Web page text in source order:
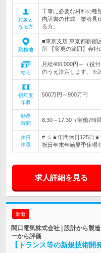
対象と
なる方
工事に必要な材料の種
内訳書の作成・業者見
る方。
勤務地
■東京支店 東京都新宿
所 【変更の範囲】会社
給与
月給400,000円～（役
のうえ決定します。※
初年度
年収
500万円～900万円
勤務
時間
8:30～17:30（実働7時
休日
休暇
# ☆★年間休日125日
祝日年末年始夏季休暇
求人詳細を見る
新着
関口電気株式会社 | 設計から製
ーから評価
【トランス等の新規技術